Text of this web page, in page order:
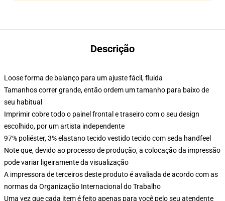
Descrição
Loose forma de balanço para um ajuste fácil, fluida
Tamanhos correr grande, então ordem um tamanho para baixo de
seu habitual
Imprimir cobre todo o painel frontal e traseiro com o seu design
escolhido, por um artista independente
97% poliéster, 3% elastano tecido vestido tecido com seda handfeel
Note que, devido ao processo de produção, a colocação da impressão
pode variar ligeiramente da visualização
A impressora de terceiros deste produto é avaliada de acordo com as
normas da Organização Internacional do Trabalho
Uma vez que cada item é feito apenas para você pelo seu atendente